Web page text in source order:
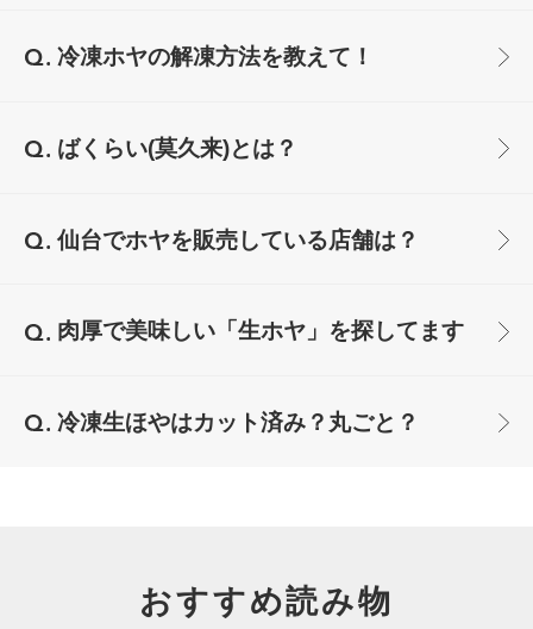
冷凍ホヤの解凍方法を教えて！
ばくらい(莫久来)とは？
仙台でホヤを販売している店舗は？
肉厚で美味しい「生ホヤ」を探してます
冷凍生ほやはカット済み？丸ごと？
おすすめ読み物